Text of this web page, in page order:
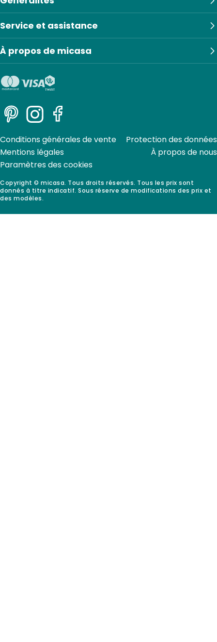
Service et assistance
À propos de micasa
PinterestInstagramFacebook
Copyright © micasa. Tous droits réservés. Tous les prix sont
donnés à titre indicatif. Sous réserve de modifications des prix et
des modèles.
Conditions générales de vente
Protection des données
Mentions légales
À propos de nous
Paramètres des cookies